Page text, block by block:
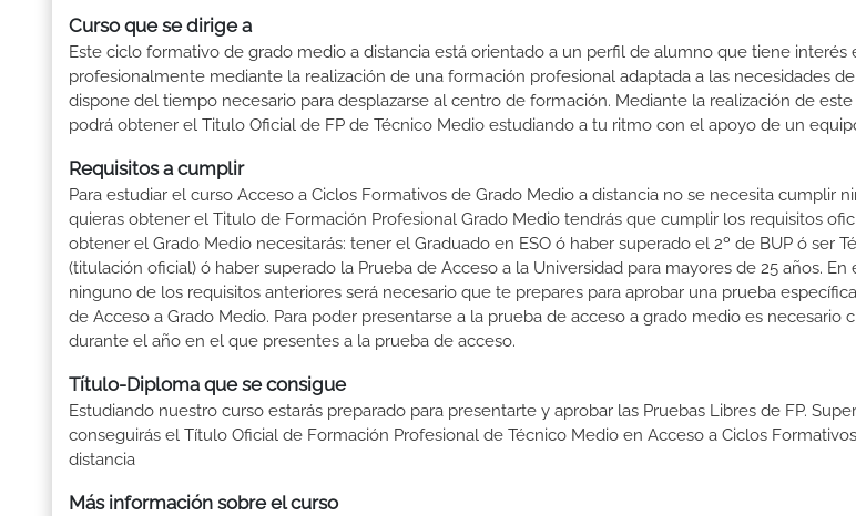
Curso que se dirige a
Este ciclo formativo de grado medio a distancia está orientado a un perfil de alumno que tiene interés
profesionalmente mediante la realización de una formación profesional adaptada a las necesidades
dispone del tiempo necesario para desplazarse al centro de formación. Mediante la realización de este
podrá obtener el Titulo Oficial de FP de Técnico Medio estudiando a tu ritmo con el apoyo de un
Requisitos a cumplir
Para estudiar el curso Acceso a Ciclos Formativos de Grado Medio a distancia no se necesita cumplir
quieras obtener el Titulo de Formación Profesional Grado Medio tendrás que cumplir los requisitos
obtener el Grado Medio necesitarás: tener el Graduado en ESO ó haber superado el 2º de BUP ó ser
(titulación oficial) ó haber superado la Prueba de Acceso a la Universidad para mayores de 25 años.
ninguno de los requisitos anteriores será necesario que te prepares para aprobar una prueba
de Acceso a Grado Medio. Para poder presentarse a la prueba de acceso a grado medio es necesario
durante el año en el que presentes a la prueba de acceso.
Título-Diploma que se consigue
Estudiando nuestro curso estarás preparado para presentarte y aprobar las Pruebas Libres de FP.
conseguirás el Título Oficial de Formación Profesional de Técnico Medio en Acceso a Ciclos
distancia
Más información sobre el curso